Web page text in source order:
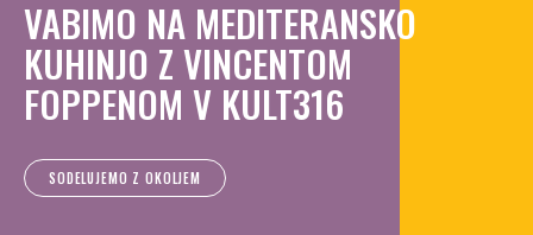
VABIMO NA MEDITERANSKO
KUHINJO Z VINCENTOM
FOPPENOM V KULT316
SODELUJEMO Z OKOLJEM